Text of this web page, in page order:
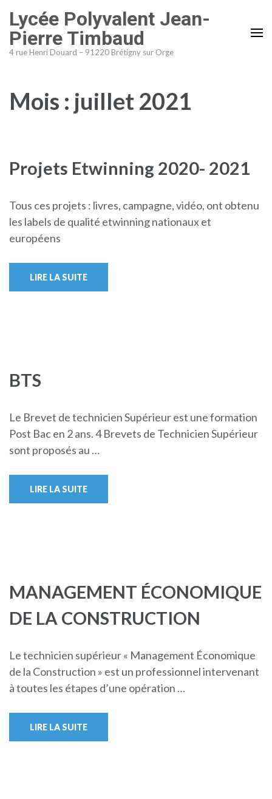
au
contenu
(Pressez
Lycée Polyvalent Jean-
Pierre Timbaud
4 rue Henri Douard – 91220 Brétigny sur Orge
Mois : juillet 2021
Projets Etwinning 2020- 2021
Tous ces projets : livres, campagne, vidéo, ont obtenu
les labels de qualité etwinning nationaux et
européens
LIRE LA SUITE
BTS
Le Brevet de technicien Supérieur est une formation
Post Bac en 2 ans. 4 Brevets de Technicien Supérieur
sont proposés au …
LIRE LA SUITE
MANAGEMENT ÉCONOMIQUE
DE LA CONSTRUCTION
Le technicien supérieur « Management Économique
de la Construction » est un professionnel intervenant
à toutes les étapes d’une opération …
LIRE LA SUITE